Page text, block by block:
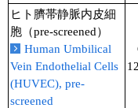
エピジェネティクス実
RNAi実験ガイド
アプリケーションノート
ヒト臍帯静脈内皮細
胞（pre-screened）
Human Umbilical
Vein Endothelial Cells
(HUVEC), pre-
screened